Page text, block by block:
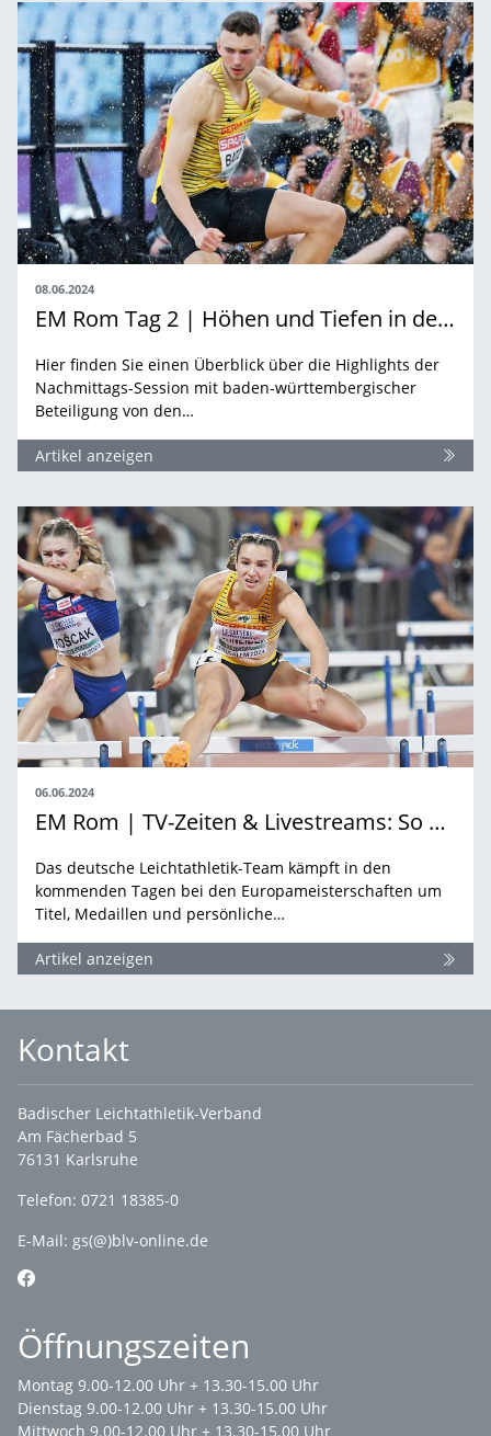
08.06.2024
EM Rom Tag 2 | Höhen und Tiefen in den (Halb-) Finals
Hier finden Sie einen Überblick über die Highlights der
Nachmittags-Session mit baden-württembergischer
Beteiligung von den…
Artikel anzeigen
06.06.2024
EM Rom | TV-Zeiten & Livestreams: So sehen Sie die Leichtathletik-EM in Rom live
Das deutsche Leichtathletik-Team kämpft in den
kommenden Tagen bei den Europameisterschaften um
Titel, Medaillen und persönliche…
Artikel anzeigen
Kontakt
Badischer Leichtathletik-Verband
Am Fächerbad 5
76131 Karlsruhe
Telefon: 0721 18385-0
E-Mail: gs(@)blv-online.de
Öffnungszeiten
Montag 9.00-12.00 Uhr + 13.30-15.00 Uhr
Dienstag 9.00-12.00 Uhr + 13.30-15.00 Uhr
Mittwoch 9.00-12.00 Uhr + 13.30-15.00 Uhr